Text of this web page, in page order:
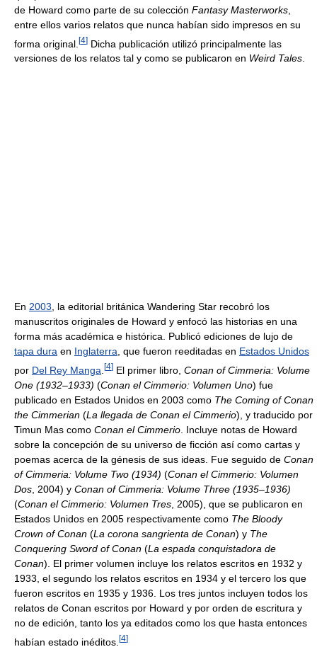
de Howard como parte de su colección Fantasy Masterworks
entre ellos varios relatos que nunca habían sido impresos en su
forma original. [4] Dicha publicación utilizó principalmente las
versiones de los relatos tal y como se publicaron en Weird Tales
En 2003 , la editorial británica Wandering Star recobró los
manuscritos originales de Howard y enfocó las historias en una
forma más académica e histórica. Publicó ediciones de lujo de
tapa dura en Inglaterra , que fueron reeditadas en Estados Unidos
por Del Rey Manga [4] El primer libro, Conan of Cimmeria: Volume
One (1932–1933) (Conan el Cimmerio: Volumen Uno) fue
publicado en Estados Unidos en 2003 como The Coming of Conan
the Cimmerian (La llegada de Conan el Cimmerio), y traducido por
Timun Mas como Conan el Cimmerio . Incluye notas de Howard
sobre la concepción de su universo de ficción así como cartas y
poemas acerca de la génesis de sus ideas. Fue seguido de Conan
of Cimmeria: Volume Two (1934) (Conan el Cimmerio: Volumen
Dos , 2004) y Conan of Cimmeria: Volume Three (1935–1936)
(Conan el Cimmerio: Volumen Tres , 2005), que se publicaron en
Estados Unidos en 2005 respectivamente como The Bloody
Crown of Conan (La corona sangrienta de Conan) y The
Conquering Sword of Conan (La espada conquistadora de
Conan). El primer volumen incluye los relatos escritos en 1932 y
1933, el segundo los relatos escritos en 1934 y el tercero los que
fueron escritos en 1935 y 1936. Los tres juntos incluyen todos los
relatos de Conan escritos por Howard y por orden de escritura y
no de edición, tanto los ya editados como los que hasta entonces
habían estado inéditos. [4]